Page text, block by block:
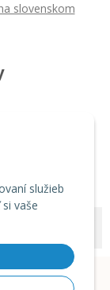
služieb
vaše